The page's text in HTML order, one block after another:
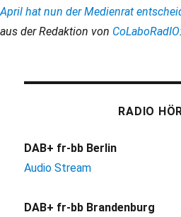
April hat nun der Medienrat
aus der Redaktion von CoLaboRadIO
RADIO
DAB+ fr-bb Berlin
Audio Stream
DAB+ fr-bb Brandenburg